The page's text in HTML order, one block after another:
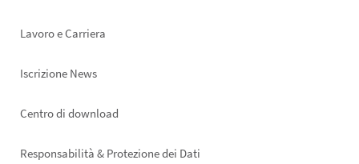
Lavoro e Carriera
Iscrizione News
Footer
Centro di download
Responsabilità & Protezione dei Dati